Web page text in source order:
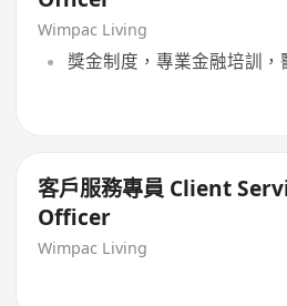
Wimpac Living
獎金制度，專業金融培訓，
客戶服務專員 Client
Officer
Wimpac Living